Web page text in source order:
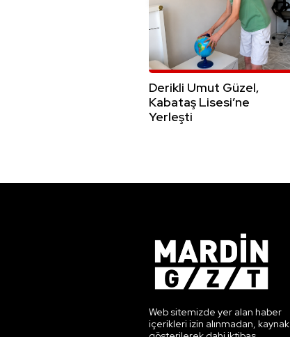
Derikli Umut Güzel,
Kabataş Lisesi’ne
Yerleşti
Web sitemizde yer alan haber
içerikleri izin alınmadan, kaynak